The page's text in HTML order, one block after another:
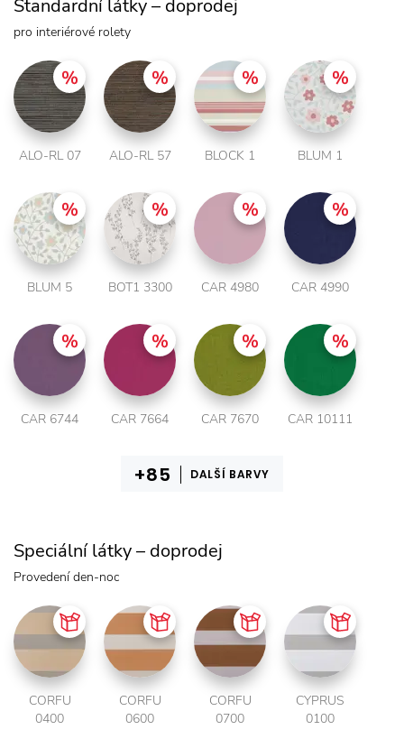
Standardní látky – doprodej
pro interiérové rolety
ALO-RL 07 ALO-RL 57 BLOCK 1 BLUM 1
BLUM 5 BOT1 3300 CAR 4980 CAR 4990
CAR 6744 CAR 7664 CAR 7670 CAR 10111
DALŠÍ BARVY
Speciální látky – doprodej
Provedení den-noc
CORFU
0400
CORFU
0600
CORFU
0700
CYPRUS
0100